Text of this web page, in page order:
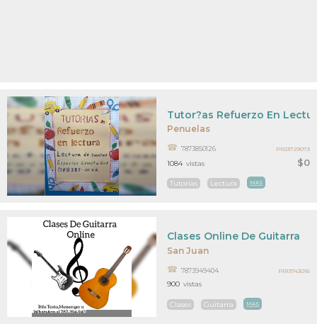
Penuelas
$0
Tutor?as Refuerzo En
7873850126
Tutorias Lectura MAS
1084 vistas
PR23729073
San Juan
Clases Online De Guitarra
7873949404
Clases Guitarra MAS
900 vistas
PR13743016